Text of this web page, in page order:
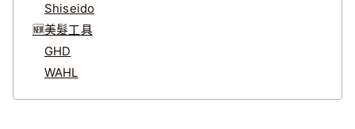
Shiseido
🆕美髮工具
GHD
WAHL